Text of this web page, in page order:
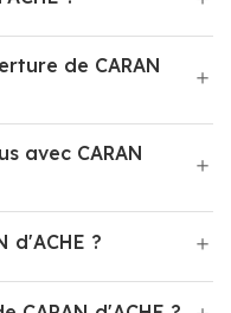
de CARAN
avec CARAN
d'ACHE ?